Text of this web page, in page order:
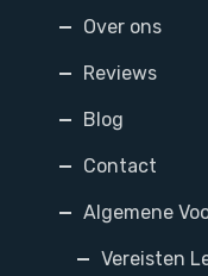
Over ons
Reviews
Blog
Contact
Algemene
Vereisten